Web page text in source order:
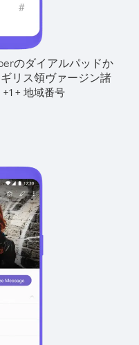
のダイアルパッドか
リス領ヴァージン諸
+1 + 地域番号